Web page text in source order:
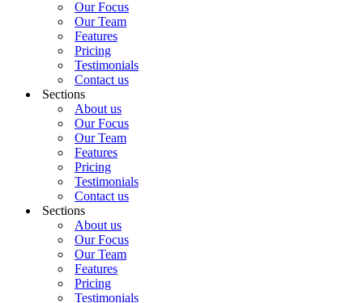
Our Focus
Our Team
Features
Pricing
Testimonials
Contact us
Sections
About us
Our Focus
Our Team
Features
Pricing
Testimonials
Contact us
Sections
About us
Our Focus
Our Team
Features
Pricing
Testimonials